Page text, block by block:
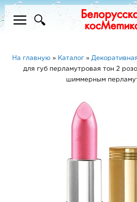
На главную» Каталог»
для губ перламутровая тон 2
шиммерным